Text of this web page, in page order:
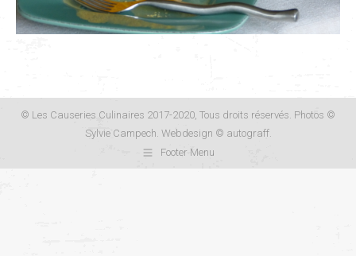
© Les Causeries Culinaires 2017-2020, Tous droits réservés. Photos ©
Sylvie Campech. Webdesign © autograff.
Footer Menu